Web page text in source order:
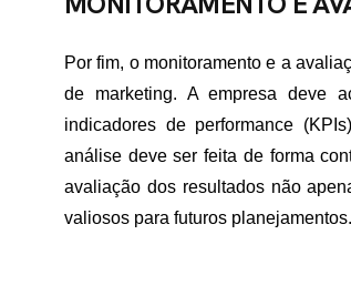
Por fim, o monitoramento e a
de marketing. A empresa deve
indicadores de performance
análise deve ser feita de forma
avaliação dos resultados não
valiosos para futuros planejamentos.